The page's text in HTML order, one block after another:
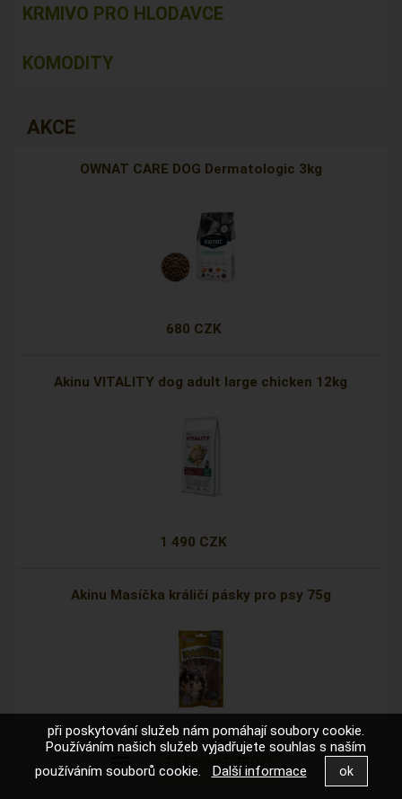
KRMIVO PRO HLODAVCE
KOMODITY
AKCE
OWNAT CARE DOG Dermatologic 3kg
680 CZK
Akinu VITALITY dog adult large chicken 12kg
1 490 CZK
Akinu Masíčka králičí pásky pro psy 75g
49 CZK
při poskytování služeb nám pomáhají soubory cookie.
Používáním našich služeb vyjadřujete souhlas s naším
používáním souborů cookie.
Další informace